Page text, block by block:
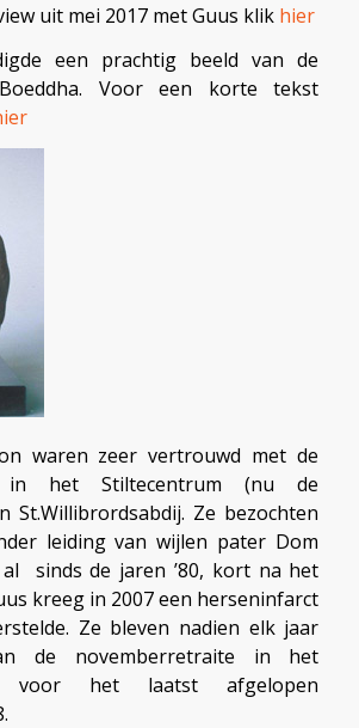
uit mei 2017 met Guus klik hier
een prachtig beeld van de
Boeddha. Voor een korte tekst
waren zeer vertrouwd met de
in het Stiltecentrum (nu de
St.Willibrordsabdij. Ze bezochten
leiding van wijlen pater Dom
al sinds de jaren ’80, kort na het
kreeg in 2007 een herseninfarct
Ze bleven nadien elk jaar
de novemberretraite in het
voor het laatst afgelopen